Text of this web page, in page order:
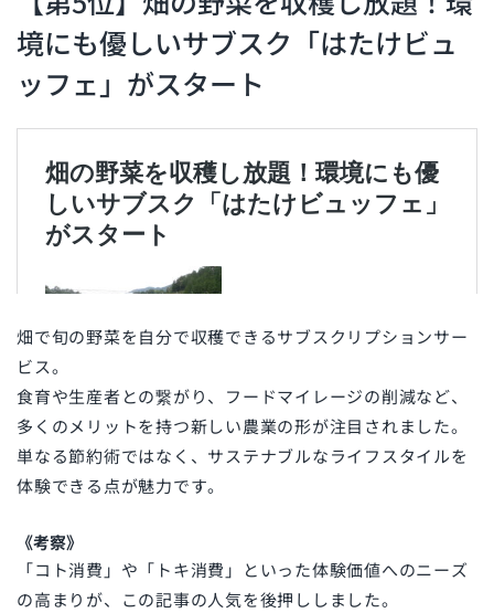
境にも優しいサブスク「はたけビュ
ッフェ」がスタート
畑で旬の野菜を自分で収穫できるサブスクリプションサー
ビス。
食育や生産者との繋がり、フードマイレージの削減など、
多くのメリットを持つ新しい農業の形が注目されました。
単なる節約術ではなく、サステナブルなライフスタイルを
体験できる点が魅力です。
《考察》
「コト消費」や「トキ消費」といった体験価値へのニーズ
の高まりが、この記事の人気を後押ししました。